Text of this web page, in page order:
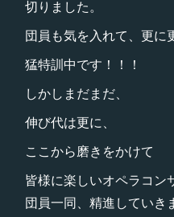
切りました。
団員も気を入れて、更に
猛特訓中です！！！
しかしまだまだ、
伸び代は更に、
ここから磨きをかけて
皆様に楽しいオペラコン
団員一同、精進していき